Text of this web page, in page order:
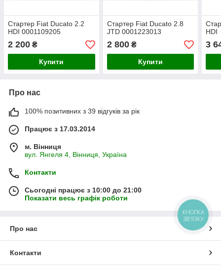
Стартер Fiat Ducato 2.2
HDI 0001109205
2 200 ₴
Купити
Стартер Fiat Ducato 2.8
JTD 0001223013
2 800₴
Купити
HDI
3
Про нас
100% позитивних з 39 відгуків за рік
Працює з 17.03.2014
м. Вінниця
вул. Янгеля 4, Вінниця, Україна
Контакти
Сьогодні працює з 10:00 до 21:00
Показати весь графік роботи
Про нас
Контакти
КНОПКА
ЗВ'ЯЗКУ